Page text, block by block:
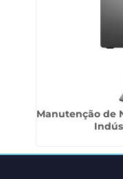
Manutenção de